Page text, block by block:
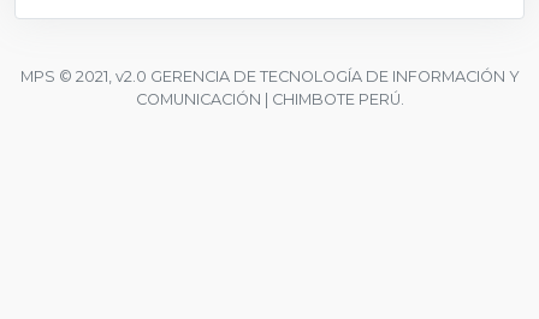
MPS © 2021, v2.0 GERENCIA DE TECNOLOGÍA DE INFORMACIÓN Y
COMUNICACIÓN | CHIMBOTE PERÚ.